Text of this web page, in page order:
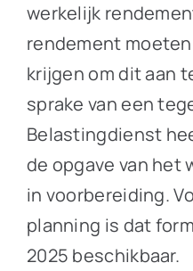
werkelijk
rendement
krijgen om dit aan
sprake van een
Belastingdienst
de opgave van het
in voorbereiding.
planning is dat
2025 beschikbaar.